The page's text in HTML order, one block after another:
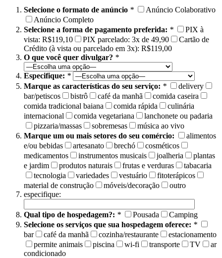
Selecione o formato de anúncio *
Anúncio Colaborativo
Anúncio Completo
Selecione a forma de pagamento preferida: *
PIX à
vista: R$119,10
PIX parcelado: 3x de 49,90
Cartão de
Crédito (à vista ou parcelado em 3x): R$119,00
O que você quer divulgar? *
Especifique: *
Marque as características do seu serviço: *
delivery
bar/petiscos
bistrô café da manhã
comida caseira
comida tradicional baiana
comida rápida
culinária
internacional
comida vegetariana
lanchonete ou padaria
pizzaria/massas
sobremesas
música ao vivo
Marque um ou mais setores do seu comércio:
alimentos
e/ou bebidas
artesanato brechó
cosméticos
medicamentos
instrumentos musicais joalheria
plantas
e jardim
produtos naturais frutas e verduras
tabacaria
tecnologia
variedades vestuário
fitoterápicos
material de construção
móveis/decoração
outro
especifique:
Qual tipo de hospedagem?: * Pousada
Camping
Selecione os serviços que sua hospedagem oferece: *
bar
café da manhã cozinha/restaurante
estacionamento
permite animais
piscina wi-fi transporte TV
ar
condicionado